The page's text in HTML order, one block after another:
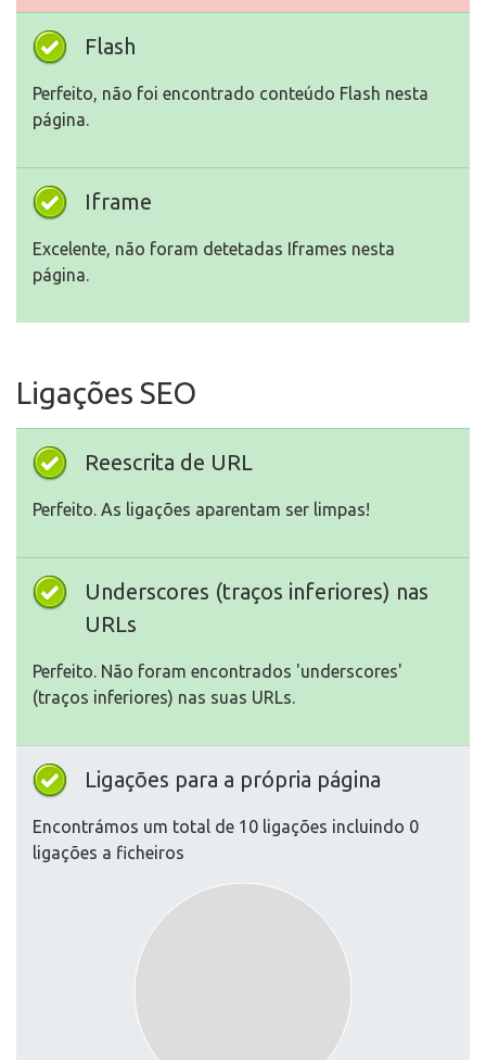
Flash
Perfeito, não foi encontrado conteúdo Flash nesta
página.
Iframe
Excelente, não foram detetadas Iframes nesta
página.
Ligações SEO
Reescrita de URL
Perfeito. As ligações aparentam ser limpas!
Underscores (traços inferiores) nas
URLs
Perfeito. Não foram encontrados 'underscores'
(traços inferiores) nas suas URLs.
Ligações para a própria página
Encontrámos um total de 10 ligações incluindo 0
ligações a ficheiros